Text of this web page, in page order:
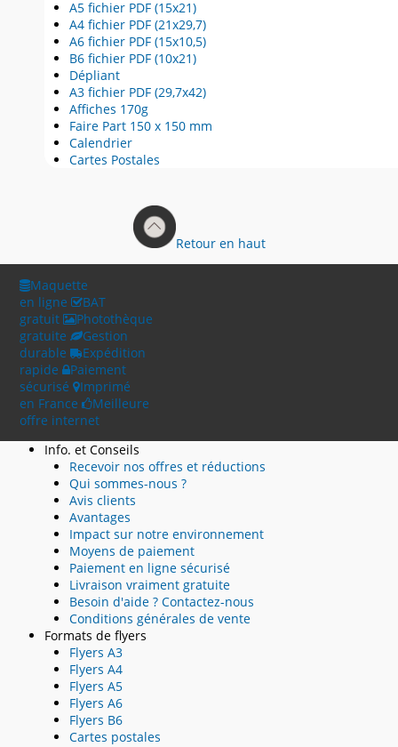
A5 fichier PDF (15x21)
A4 fichier PDF (21x29,7)
A6 fichier PDF (15x10,5)
B6 fichier PDF (10x21)
Dépliant
A3 fichier PDF (29,7x42)
Affiches 170g
Faire Part 150 x 150 mm
Calendrier
Cartes Postales
Retour en haut
Maquette
en ligne
BAT
gratuit
Photothèque
gratuite
Gestion
durable
Expédition
rapide
Paiement
sécurisé
Imprimé
en France
Meilleure
offre internet
Info. et Conseils
Recevoir nos offres et réductions
Qui sommes-nous ?
Avis clients
Avantages
Impact sur notre environnement
Moyens de paiement
Paiement en ligne sécurisé
Livraison vraiment gratuite
Besoin d'aide ? Contactez-nous
Conditions générales de vente
Formats de flyers
Flyers A3
Flyers A4
Flyers A5
Flyers A6
Flyers B6
Cartes postales